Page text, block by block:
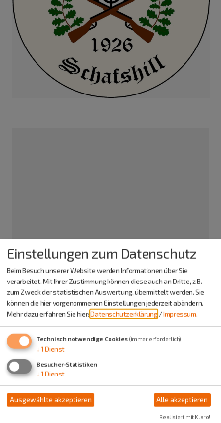
Schützenverein St. Sebastian Schafshill e.V.
Frau Franziska Mende
Schafshill
Erzstraße 21
93336 Altmannstein
Einstellungen zum Datenschutz
Beim Besuch unserer Website werden Informationen über Sie
verarbeitet. Mit Ihrer Zustimmung können diese auch an Dritte, z.B.
zum Zweck der statistischen Auswertung, übermittelt werden. Sie
können die hier vorgenommenen Einstellungen jederzeit abändern.
Mehr dazu erfahren Sie hier:Datenschutzerklärung /Impressum.
Technisch notwendige Cookies (immer erforderlich)
↓ 1 Dienst
Besucher-Statistiken
↓ 1 Dienst
Ausgewählte akzeptieren Alle akzeptieren
Realisiert mit Klaro!